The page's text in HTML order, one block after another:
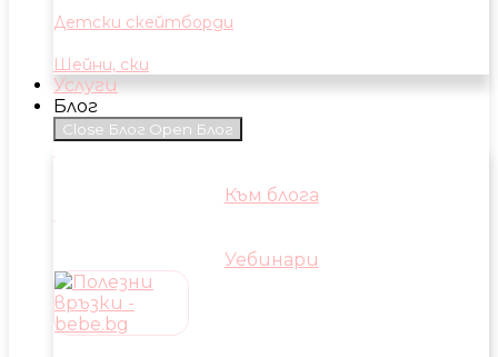
Детски скейтборди
Шейни, ски
Услуги
Блог
Close Блог Open Блог
Към блога
Уебинари